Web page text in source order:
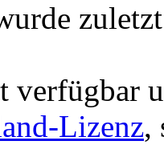
verfügbar
Lizenz,